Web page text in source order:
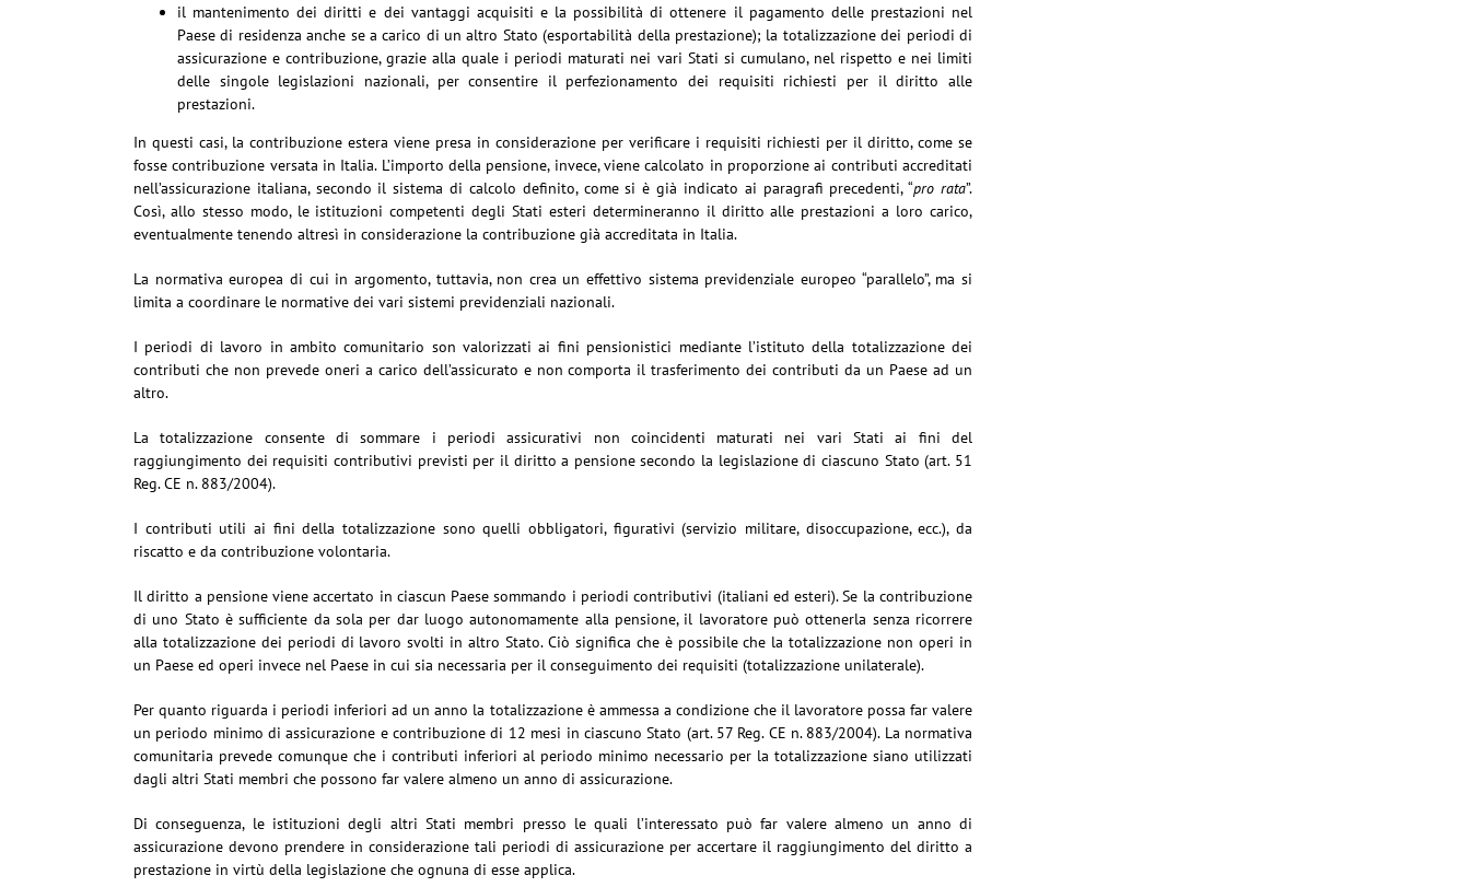
il mantenimento dei diritti e dei vantaggi acquisiti e la possibilità di ottenere il pagamento delle prestazioni nel
Paese di residenza anche se a carico di un altro Stato (esportabilità della prestazione); la totalizzazione dei periodi di
assicurazione e contribuzione, grazie alla quale i periodi maturati nei vari Stati si cumulano, nel rispetto e nei limiti
delle singole legislazioni nazionali, per consentire il perfezionamento dei requisiti richiesti per il diritto alle
prestazioni.
In questi casi, la contribuzione estera viene presa in considerazione per verificare i requisiti richiesti per il diritto, come se
fosse contribuzione versata in Italia. L’importo della pensione, invece, viene calcolato in proporzione ai contributi accreditati
nell’assicurazione italiana, secondo il sistema di calcolo definito, come si è già indicato ai paragrafi precedenti, “pro rata”.
Così, allo stesso modo, le istituzioni competenti degli Stati esteri determineranno il diritto alle prestazioni a loro carico,
eventualmente tenendo altresì in considerazione la contribuzione già accreditata in Italia.
La normativa europea di cui in argomento, tuttavia, non crea un effettivo sistema previdenziale europeo “parallelo”, ma si
limita a coordinare le normative dei vari sistemi previdenziali nazionali.
I periodi di lavoro in ambito comunitario son valorizzati ai fini pensionistici mediante l’istituto della totalizzazione dei
contributi che non prevede oneri a carico dell’assicurato e non comporta il trasferimento dei contributi da un Paese ad un
altro.
La totalizzazione consente di sommare i periodi assicurativi non coincidenti maturati nei vari Stati ai fini del
raggiungimento dei requisiti contributivi previsti per il diritto a pensione secondo la legislazione di ciascuno Stato (art. 51
Reg. CE n. 883/2004).
I contributi utili ai fini della totalizzazione sono quelli obbligatori, figurativi (servizio militare, disoccupazione, ecc.), da
riscatto e da contribuzione volontaria.
Il diritto a pensione viene accertato in ciascun Paese sommando i periodi contributivi (italiani ed esteri). Se la contribuzione
di uno Stato è sufficiente da sola per dar luogo autonomamente alla pensione, il lavoratore può ottenerla senza ricorrere
alla totalizzazione dei periodi di lavoro svolti in altro Stato. Ciò significa che è possibile che la totalizzazione non operi in
un Paese ed operi invece nel Paese in cui sia necessaria per il conseguimento dei requisiti (totalizzazione unilaterale).
Per quanto riguarda i periodi inferiori ad un anno la totalizzazione è ammessa a condizione che il lavoratore possa far valere
un periodo minimo di assicurazione e contribuzione di 12 mesi in ciascuno Stato (art. 57 Reg. CE n. 883/2004). La normativa
comunitaria prevede comunque che i contributi inferiori al periodo minimo necessario per la totalizzazione siano utilizzati
dagli altri Stati membri che possono far valere almeno un anno di assicurazione.
Di conseguenza, le istituzioni degli altri Stati membri presso le quali l’interessato può far valere almeno un anno di
assicurazione devono prendere in considerazione tali periodi di assicurazione per accertare il raggiungimento del diritto a
prestazione in virtù della legislazione che ognuna di esse applica.